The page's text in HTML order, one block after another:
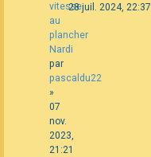
vitesse
au
plancher
Nardi
par
pascaldu22
»
07
nov.
2023,
21:21
28 juil. 2024, 22:37